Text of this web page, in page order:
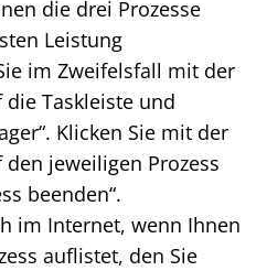
die drei Prozesse
Leistung
im Zweifelsfall mit der
Taskleiste und
Klicken Sie mit der
jeweiligen Prozess
beenden“.
im Internet, wenn Ihnen
auflistet, den Sie